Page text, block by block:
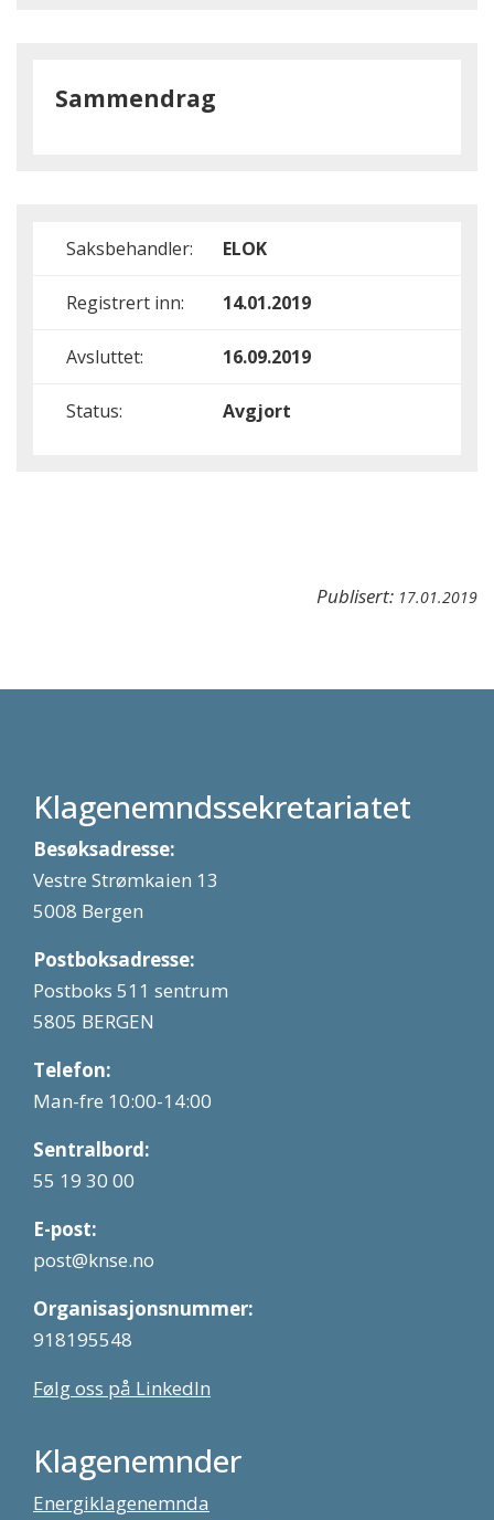
Sammendrag
Saksbehandler: ELOK
Registrert inn: 14.01.2019
Avsluttet: 16.09.2019
Status: Avgjort
Publisert: 17.01.2019
Klagenemndssekretariatet
Besøksadresse:
Vestre Strømkaien 13
5008 Bergen
Postboksadresse:
Postboks 511 sentrum
5805 BERGEN
Telefon:
Man-fre 10:00-14:00
Sentralbord:
55 19 30 00
E-post:
post@knse.no
Organisasjonsnummer:
918195548
Følg oss på LinkedIn
Klagenemnder
Energiklagenemnda